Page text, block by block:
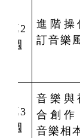
第2
週
進階操
訂音樂
第3
週
音樂與
合創作
音樂相